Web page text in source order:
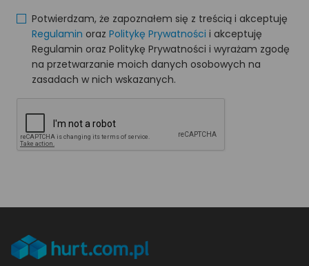
Potwierdzam, że zapoznałem się z treścią i akceptuję
Regulamin oraz Politykę Prywatności i akceptuję
Regulamin oraz Politykę Prywatności i wyrażam zgodę
na przetwarzanie moich danych osobowych na
zasadach w nich wskazanych.